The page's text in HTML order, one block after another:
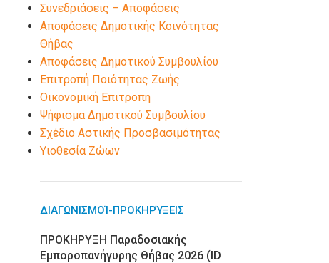
Συνεδριάσεις – Αποφάσεις
Αποφάσεις Δημοτικής Κοινότητας
Θήβας
Αποφάσεις Δημοτικού Συμβουλίου
Επιτροπή Ποιότητας Ζωής
Οικονομική Επιτροπη
Ψήφισμα Δημοτικού Συμβουλίου
Σχέδιο Αστικής Προσβασιμότητας
Υιοθεσία Ζώων
ΔΙΑΓΩΝΙΣΜΟΊ-ΠΡΟΚΗΡΎΞΕΙΣ
ΠΡΟΚΗΡΥΞΗ Παραδοσιακής
Εμποροπανήγυρης Θήβας 2026 (ID